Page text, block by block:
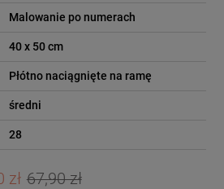
Malowanie po numerach
40 x 50 cm
Płótno naciągnięte na ramę
średni
28
zł 67,90 zł